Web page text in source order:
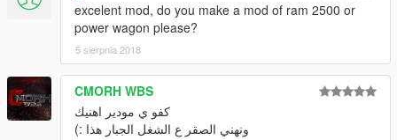
excelent mod, do you make a mod of ram 2500 or
power wagon please?
5 sierpnia 2018
CMORH WBS
كفو ي مودير اهنيك
ونهني الصقر ع الشغل الجبار هذا :)